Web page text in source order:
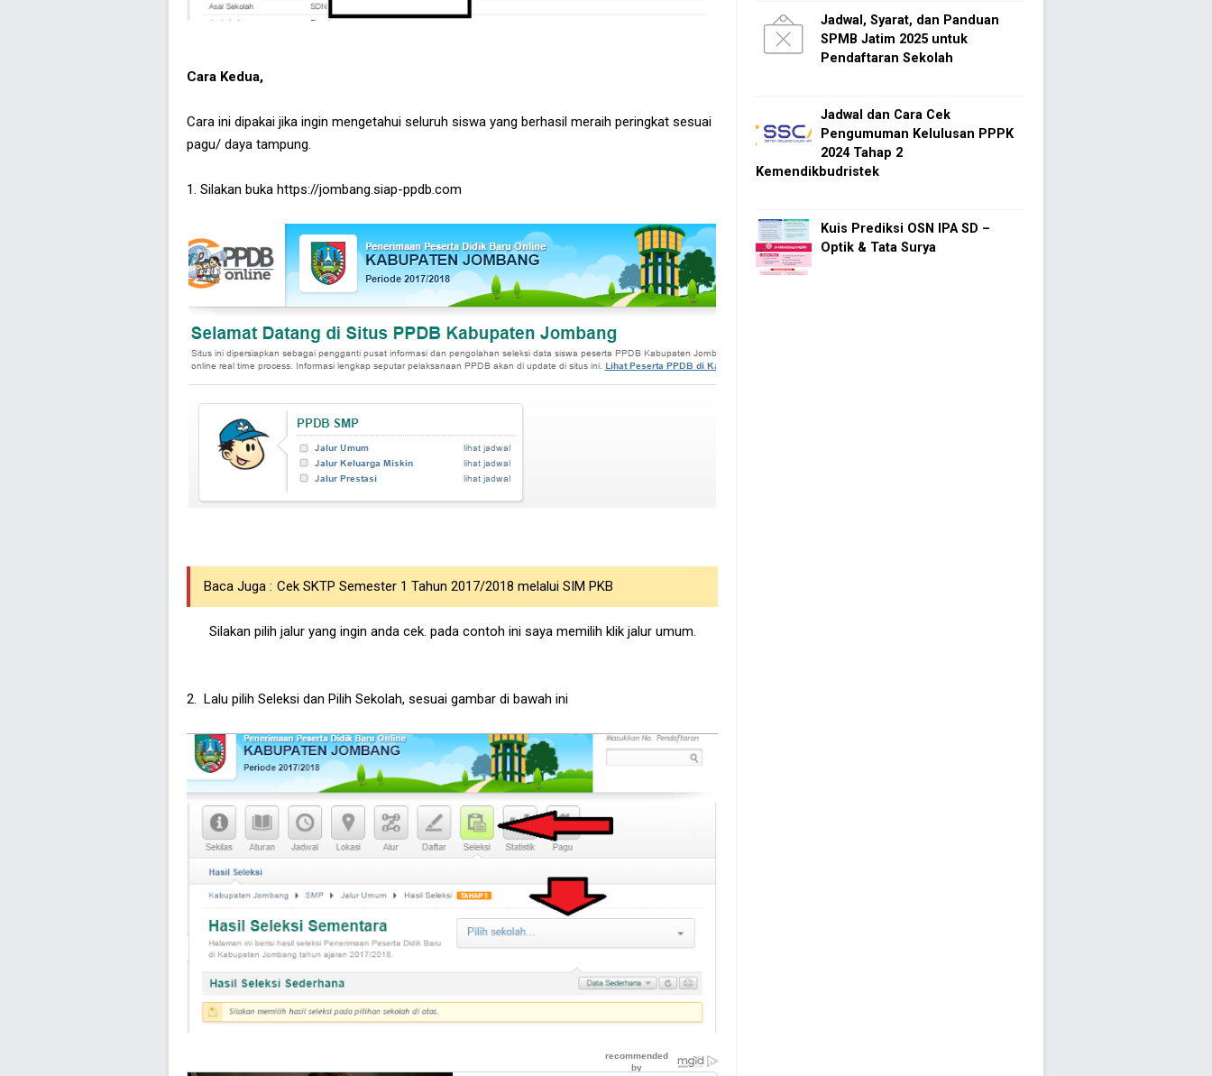
Cara Kedua,
Cara ini dipakai jika ingin mengetahui seluruh siswa yang berhasil meraih peringkat sesuai
pagu/ daya tampung.
1. Silakan buka https://jombang.siap-ppdb.com
Baca Juga : Cek SKTP Semester 1 Tahun 2017/2018 melalui SIM PKB
Silakan pilih jalur yang ingin anda cek. pada contoh ini saya memilih klik jalur umum.
2. Lalu pilih Seleksi dan Pilih Sekolah, sesuai gambar di bawah ini
Jadwal, Syarat, dan Panduan
SPMB Jatim 2025 untuk
Pendaftaran Sekolah
Jadwal dan Cara Cek
Pengumuman Kelulusan PPPK
2024 Tahap 2
Kemendikbudristek
Kuis Prediksi OSN IPA SD –
Optik & Tata Surya